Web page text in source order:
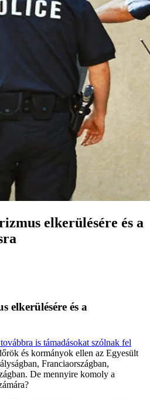
elkerülésére és a
elkerülésére és a
is támadásokat szólnak fel
és kormányok ellen az Egyesült
Franciaországban,
De mennyire komoly a